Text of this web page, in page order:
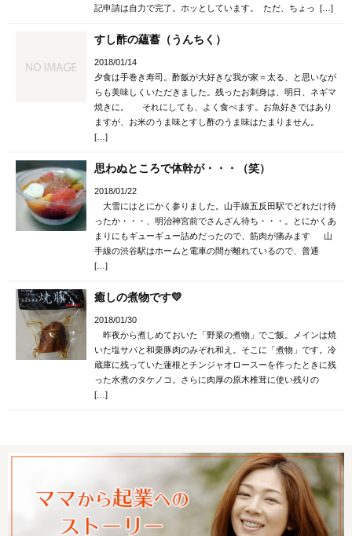
記申請は自力で完了。ホッとしています。 ただ、ちょっ […]
すし酢の蘊蓄（うんちく）
2018/01/14
夕食は手巻き寿司。酢飯が大好きな我が家＝太る、と思いなが
らも美味しくいただきました。残ったお刺身は、明日、ネギマ
焼きに。 それにしても、よく食べます。お魚好きではあり
ますが、お米のうま味とすし酢のうま味はたまりません。
[…]
思わぬところで体幹が・・・（笑）
2018/01/22
大雪にはとにかく参りました。山手線五反田駅でどれだけ待
ったか・・・、明治神宮前でさんざん待ち・・・。とにかくあ
まりにもギューギュー詰めだったので、筋肉が痛みます 山
手線の渋谷駅はホームと電車の間が離れているので、普通
[…]
癒しの煮物です💛
2018/01/30
昨夜から煮しめておいた「野菜の煮物」でご飯。メインは焼
いた塩サバと和栗豚肉のみぞれ和え。そこに「煮物」です。冷
蔵庫に残っていた蓮根とチンジャオロースーを作ったときに残
った水煮のタケノコ。さらに肉厚の原木椎茸に使い残りの
[…]